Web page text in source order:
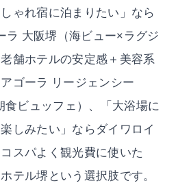
ゃれ宿に泊まりたい」なら
ラ 大阪堺（海ビュー×ラグジ
舗ホテルの安定感＋美容系
ゴーラ リージェンシー
食ビュッフェ）、「大浴場に
しみたい」ならダイワロイ
スパよく観光費に使いた
テル堺という選択肢です。